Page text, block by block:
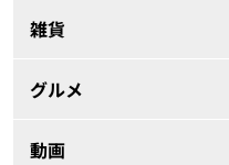
雑貨
グルメ
動画